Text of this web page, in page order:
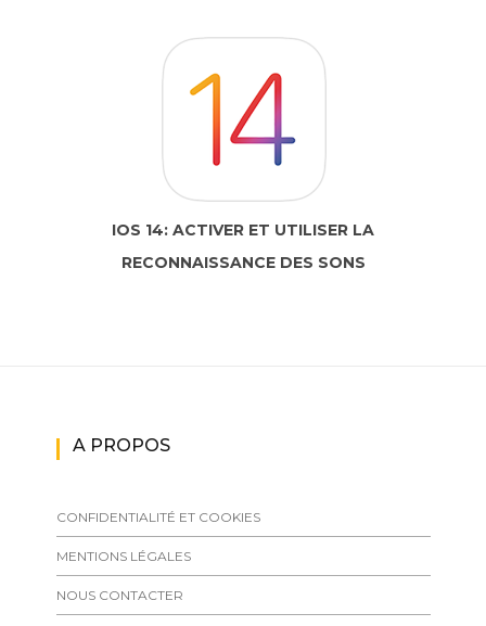
IOS 14: ACTIVER ET UTILISER LA
RECONNAISSANCE DES SONS
A PROPOS
CONFIDENTIALITÉ ET COOKIES
MENTIONS LÉGALES
NOUS CONTACTER